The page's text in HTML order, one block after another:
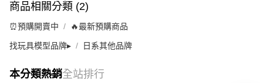
商品相關分類 (2)
⏰預購開賣中 🔥最新預購商品
找玩具模型品牌▸ 日系其他品牌
本分類熱銷全站排行